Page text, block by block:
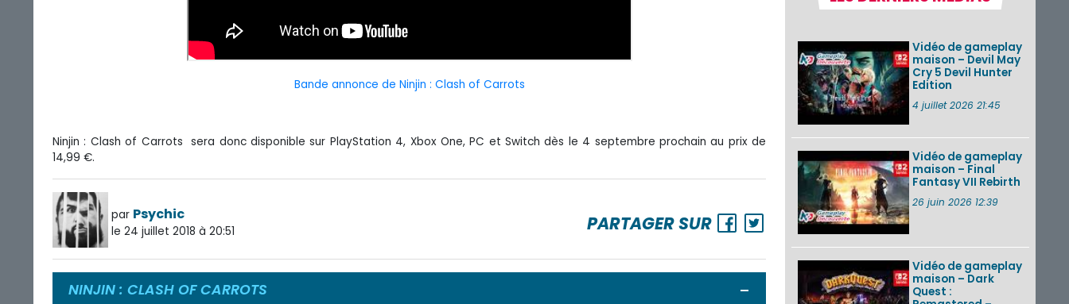
Bande annonce de Ninjin : Clash of Carrots
Ninjin : Clash of Carrots sera donc disponible sur PlayStation 4, Xbox One, PC et Switch dès le 4 septembre prochain au prix de
14,99 €.
par Psychic
le 24 juillet 2018 à 20:51 PARTAGER SUR
NINJIN : CLASH OF CARROTS
Ouvrir / Fermer
des musiques de
morceaux du mode
Balade de ...
Les éditions
physiques de Tomb
Switch 2 en version
amé...
Splatoon 3 : le
festival Summer
Nights de retour du
VOIR PLUS DE NEWS
Vidéo de gameplay
maison – Devil May
Cry 5 Devil Hunter
Edition
4 juillet 2026 21:45
Vidéo de gameplay
maison – Final
Fantasy VII Rebirth
26 juin 2026 12:39
Vidéo de gameplay
maison – Dark
Quest :